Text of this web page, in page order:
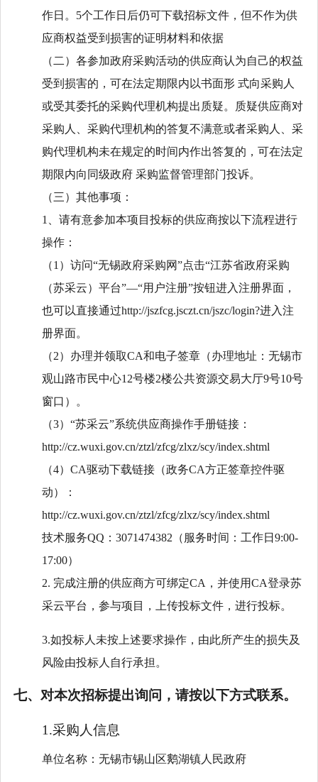
作日。5个工作日后仍可下载招标文件，但不作为供
应商权益受到损害的证明材料和依据
（二）各参加政府采购活动的供应商认为自己的权益
受到损害的，可在法定期限内以书面形 式向采购人
或受其委托的采购代理机构提出质疑。质疑供应商对
采购人、采购代理机构的答复不满意或者采购人、采
购代理机构未在规定的时间内作出答复的，可在法定
期限内向同级政府 采购监督管理部门投诉。
（三）其他事项：
1、请有意参加本项目投标的供应商按以下流程进行
操作：
（1）访问“无锡政府采购网”点击“江苏省政府采购
（苏采云）平台”—“用户注册”按钮进入注册界面，
也可以直接通过http://jszfcg.jsczt.cn/jszc/login?进入注
册界面。
（2）办理并领取CA和电子签章（办理地址：无锡市
观山路市民中心12号楼2楼公共资源交易大厅9号10号
窗口）。
（3）“苏采云”系统供应商操作手册链接：
http://cz.wuxi.gov.cn/ztzl/zfcg/zlxz/scy/index.shtml
（4）CA驱动下载链接（政务CA方正签章控件驱
动）：
http://cz.wuxi.gov.cn/ztzl/zfcg/zlxz/scy/index.shtml
技术服务QQ：3071474382（服务时间：工作日9:00-
17:00）
2. 完成注册的供应商方可绑定CA，并使用CA登录苏
采云平台，参与项目，上传投标文件，进行投标。
3.如投标人未按上述要求操作，由此所产生的损失及
风险由投标人自行承担。
七、对本次招标提出询问，请按以下方式联系。
1.采购人信息
单位名称：无锡市锡山区鹅湖镇人民政府